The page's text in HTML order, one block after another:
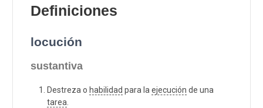
Definiciones
locución
sustantiva
Destreza o habilidad para la ejecución de una
tarea